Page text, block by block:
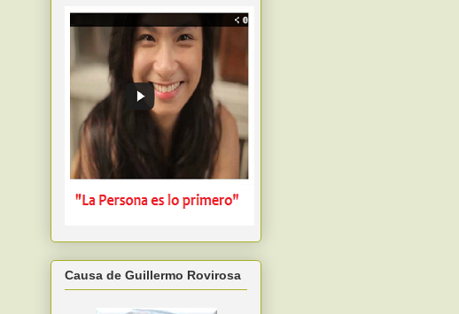
Causa de Guillermo Rovirosa